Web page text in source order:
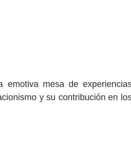
mesa de
y su contribución en